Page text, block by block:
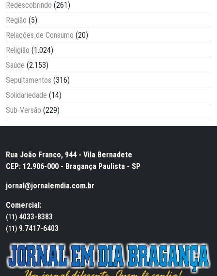
Redescobrindo (261)
Região (5)
Relações de Consumo (20)
Religião (1.024)
Saúde (2.153)
Sepultamentos (316)
Solidariedade (14)
Sub-Versão (229)
Rua João Franco, 944 - Vila Bernadete
CEP: 12.906-000 - Bragança Paulista - SP
jornal@jornalemdia.com.br
Comercial:
(11) 4033-8383
(11) 9.7417-6403